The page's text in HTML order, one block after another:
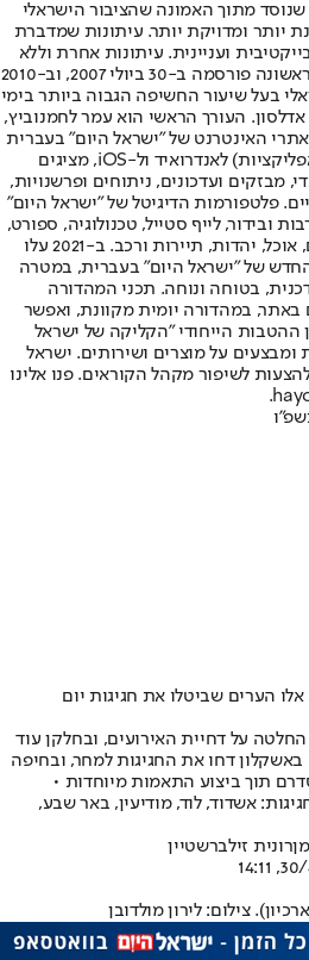
מתוך האמונה שהציבור הישראלי
יותר ומדויקת יותר. עיתונות שמדברת
ועניינית. עיתונות אחרת וללא
תשלום. המהדורה המודפסת הראשונה פורסמה ב-30 ביולי 2007, וב-2010
בעל שיעור החשיפה הגבוה ביותר בימי
העורך הראשי הוא עמר לחמנוביץ,
האינטרנט של "ישראל היום" בעברית
ובאנגלית, כמו כן היישומונים (אפליקציות) לאנדרואיד ול-iOS, מציגים
מבזקים ועדכונים, ניתוחים ופרשנויות,
פלטפורמות הדיגיטל של "ישראל היום"
ובידור, לייף סטייל, טכנולוגיה, ספורט,
כלכלה וצרכנות, בריאות, חיילים, אוכל, יהדות, תיירות ורכב. ב-2021 עלו
של "ישראל היום" בעברית, במטרה
בטוחה ונוחה. תכני המהדורה
באתר, במהדורה יומית מקוונת, ואפשר
ההטבות הייחודי "הקליקה של ישראל
ומבצעים על מוצרים ושירותים. ישראל
לשיפור מקהל הקוראים. פנו אלינו
הערים שביטלו את חגיגות יום
על דחיית האירועים, ובחלקן עוד
דחו את החגיגות למחר, ובחיפה
תוך ביצוע התאמות מיוחדות •
אשדוד, לוד, מודיעין, באר שבע,
רונית זילברשטיין
30/4/
צילום: לירון מולדובן